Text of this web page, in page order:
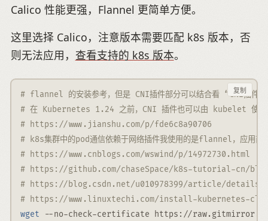
Calico 性能更强，Flannel 更简单方便。
这里选择 Calico，注意版本需要匹配 k8s 版本，否
则无法应用， 查看支持的 k8s 版本。
# flannel 的安装参考，但是 CNI插件部分可以结合看 “CNI
# 在 Kubernetes 1.24 之前，CNI 插件也可以由 kubelet
# https://www.jianshu.com/p/fde6c8a90706
# k8s集群中的pod通信依赖于网络插件我使用的是flannel，
# https://www.cnblogs.com/wswind/p/14972730.html
# https://github.com/chaseSpace/k8s-tutorial-cn/blob/main/
# https://blog.csdn.net/u010978399/article/details/
# https://www.linuxtechi.com/install-kubernetes-
wget
--no-check-certificate https://
复制